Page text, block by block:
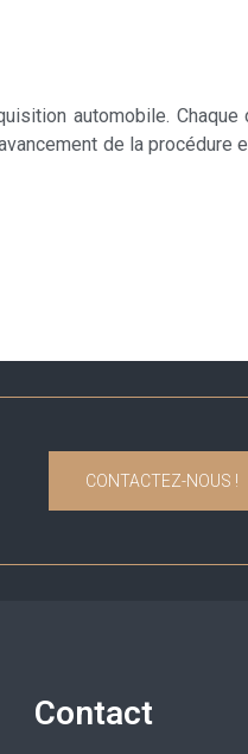
automobile. Chaque
de la procédure
CONTACTEZ-NOUS !
Contact